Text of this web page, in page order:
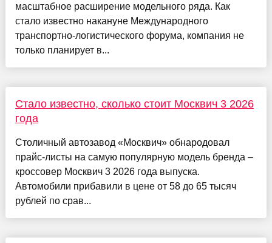
масштабное расширение модельного ряда. Как
стало известно накануне Международного
транспортно-логистического форума, компания не
только планирует в...
Стало известно, сколько стоит Москвич 3 2026
года
Столичный автозавод «Москвич» обнародовал
прайс-листы на самую популярную модель бренда –
кроссовер Москвич 3 2026 года выпуска.
Автомобили прибавили в цене от 58 до 65 тысяч
рублей по срав...